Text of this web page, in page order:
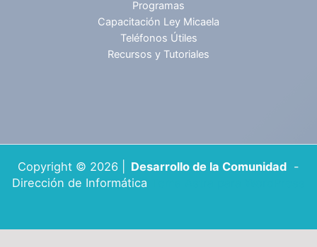
Programas
Capacitación Ley Micaela
Teléfonos Útiles
Recursos y Tutoriales
Copyright © 2026 | Desarrollo de la Comunidad -
Dirección de Informática